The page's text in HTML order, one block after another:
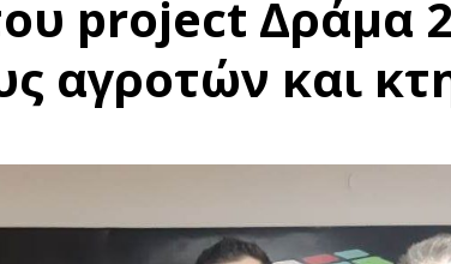
project Δράμα
αγροτών και